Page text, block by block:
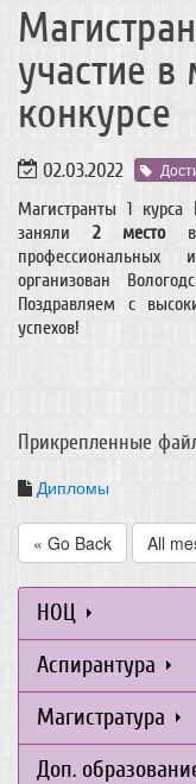
участие
конкурсе
02.03.2022
Магистранты 1 курса
заняли 2 местов
организован
Поздравляем с
успехов!
Прикрепленные
Дипломы
« Go Back All
НОЦ
Аспирантура
Магистратура
Доп.